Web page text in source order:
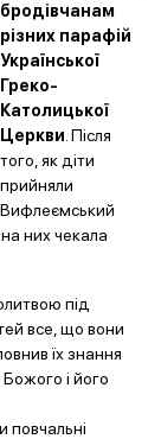
бродівчанам
різних парафій
Української
Греко-
Католицької
Церкви . Після
того, як діти
прийняли
Вифлеємський
них чекала
під
все, що вони
їх знання
і його
повчальні